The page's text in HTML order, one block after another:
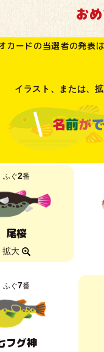
お
カードの当選者の発表
イラスト、または、
名前が
ふぐ2番
尾桜
拡大
ふぐ7番
フグ神